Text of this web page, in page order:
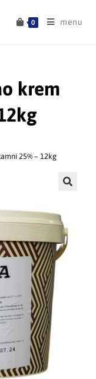
0 menu
krem
25% – 12kg